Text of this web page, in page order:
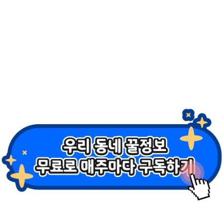
✅ 지원 소식 상세 보기 ▼
https://www.hometip.so/bridge/2023년 안
양시 반려동물 문화교실 운영/?
url=https://www.anyang.go.kr/main/selectB